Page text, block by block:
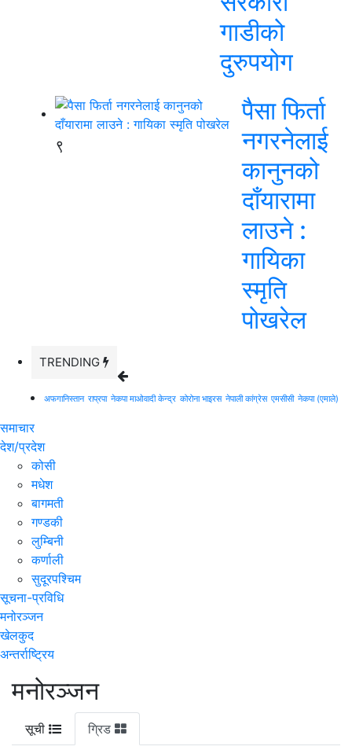
गाडीको
दुरुपयोग
९
पैसा फिर्ता
नगरनेलाई
कानुनको
दाँयारामा
लाउने :
गायिका
स्‍मृति
पोखरेल
TRENDING
अफगानिस्तान राप्रपा नेकपा माओवादी केन्द्र कोरोना भाइरस नेपाली कांग्रेस एमसीसी नेकपा (एमाले)
समाचार
देश/प्रदेश
कोसी
मधेश
बागमती
गण्डकी
लुम्बिनी
कर्णाली
सुदूरपश्चिम
सूचना-प्रविधि
मनोरञ्जन
खेलकुद
अन्तर्राष्ट्रिय
मनोरञ्जन
सूची ग्रिड